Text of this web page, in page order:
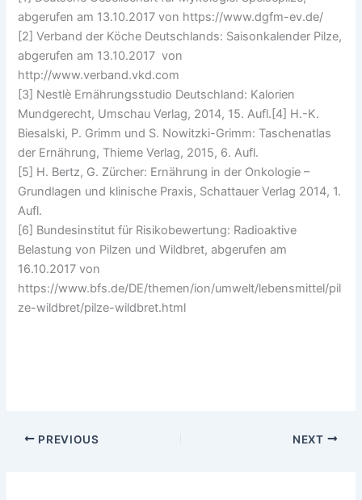
abgerufen am 13.10.2017 von https://www.dgfm-ev.de/
[2] Verband der Köche Deutschlands: Saisonkalender Pilze,
abgerufen am 13.10.2017 von
http://www.verband.vkd.com
[3] Nestlè Ernährungsstudio Deutschland: Kalorien
Mundgerecht, Umschau Verlag, 2014, 15. Aufl.[4] H.-K.
Biesalski, P. Grimm und S. Nowitzki-Grimm: Taschenatlas
der Ernährung, Thieme Verlag, 2015, 6. Aufl.
[5] H. Bertz, G. Zürcher: Ernährung in der Onkologie –
Grundlagen und klinische Praxis, Schattauer Verlag 2014, 1.
Aufl.
[6] Bundesinstitut für Risikobewertung: Radioaktive
Belastung von Pilzen und Wildbret, abgerufen am
16.10.2017 von
https://www.bfs.de/DE/themen/ion/umwelt/lebensmittel/pil
ze-wildbret/pilze-wildbret.html
PREVIOUS NEXT